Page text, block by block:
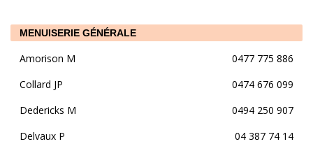
MENUISERIE GÉNÉRALE
Amorison M
0477 775 886
Collard JP
0474 676 099
Dedericks M
0494 250 907
Delvaux P
04 387 74 14